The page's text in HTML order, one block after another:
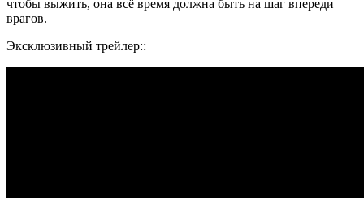
чтобы выжить, она всё время должна быть на шаг впереди
врагов.
Эксклюзивный трейлер::